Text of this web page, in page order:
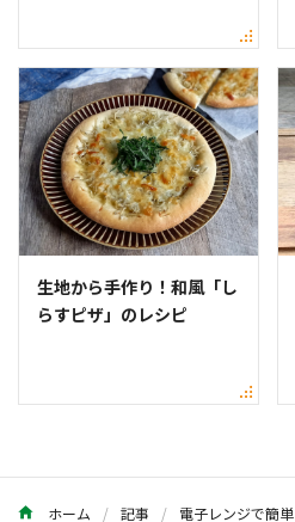
生地から手作り！和風「し
らすピザ」のレシピ
ホーム 記事